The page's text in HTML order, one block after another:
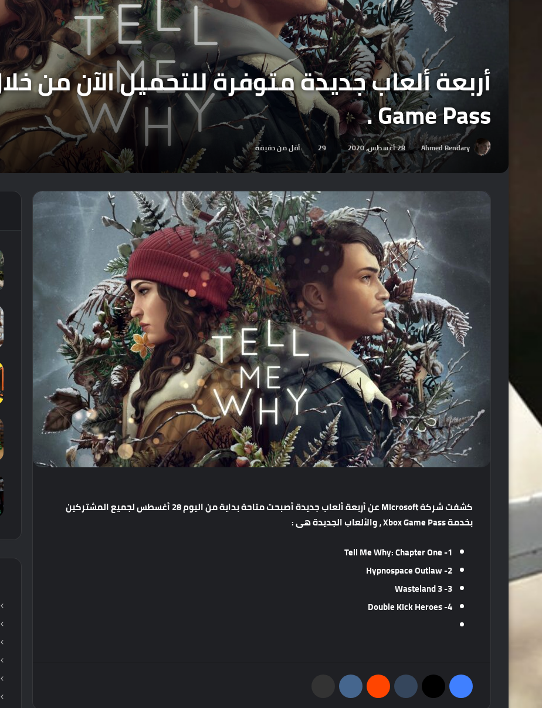
Game Pass .
Ahmed Bendary 28 أغسطس، 2020 29 أقل من دقيقة
كشفت شركة Microsoft عن أربعة ألعاب جديدة أصبحت متاحة بداية من اليوم 28 أغسطس لجميع المشتركين
بخدمة Xbox Game Pass ، والألعاب الجديدة هى :
1-
Tell Me Why: Chapter One
2-
Hypnospace Outlaw
3- Wasteland 3
4- Double Kick Heroes